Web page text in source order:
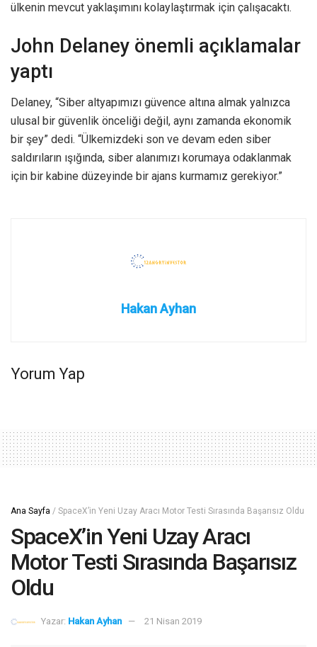
ülkenin mevcut yaklaşımını kolaylaştırmak için çalışacaktı.
John Delaney önemli açıklamalar
yaptı
Delaney, “Siber altyapımızı güvence altına almak yalnızca
ulusal bir güvenlik önceliği değil, aynı zamanda ekonomik
bir şey” dedi. “Ülkemizdeki son ve devam eden siber
saldırıların ışığında, siber alanımızı korumaya odaklanmak
için bir kabine düzeyinde bir ajans kurmamız gerekiyor.”
Hakan Ayhan
Yorum Yap
Ana Sayfa / SpaceX’in Yeni Uzay Aracı Motor Testi Sırasında Başarısız Oldu
SpaceX’in Yeni Uzay Aracı
Motor Testi Sırasında Başarısız
Oldu
Yazar: Hakan Ayhan 21 Nisan 2019